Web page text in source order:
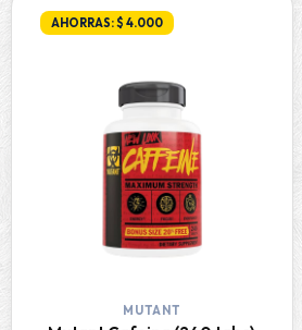
AHORRAS: $ 4.000
MUTANT